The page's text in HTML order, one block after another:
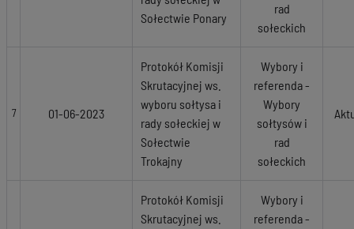
Sołectwie Ponary
rad
sołeckich
7 01-06-2023
Protokół Komisji
Skrutacyjnej ws.
wyboru sołtysa i
rady sołeckiej w
Sołectwie
Trokajny
Wybory i
referenda -
Wybory
sołtysów i
rad
sołeckich
Protokół Komisji
Skrutacyjnej ws.
Wybory i
referenda -